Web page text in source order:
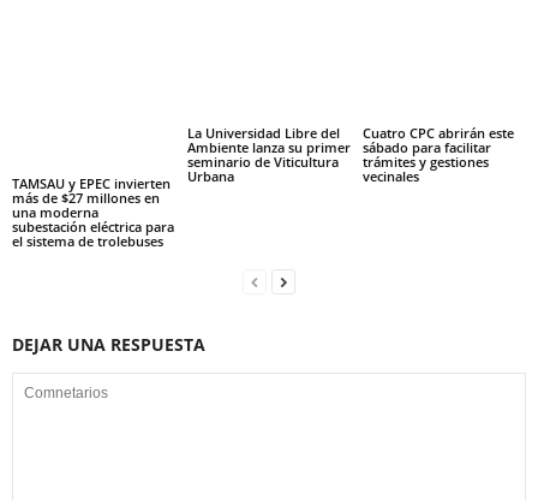
TAMSAU y EPEC invierten
más de $27 millones en
una moderna
subestación eléctrica para
el sistema de trolebuses
La Universidad Libre del
Ambiente lanza su primer
seminario de Viticultura
Urbana
Cuatro CPC abrirán este
sábado para facilitar
trámites y gestiones
vecinales
DEJAR UNA RESPUESTA